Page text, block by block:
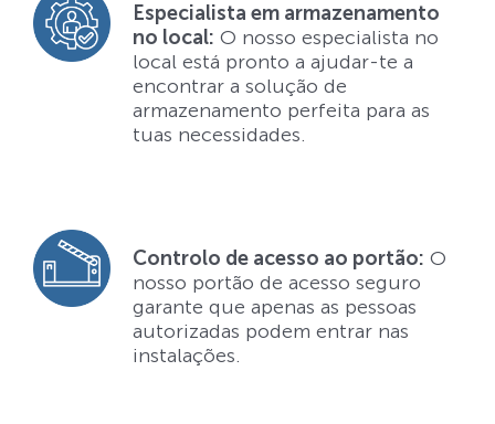
Especialista em armazenamento
no local: O nosso especialista no
local está pronto a ajudar-te a
encontrar a solução de
armazenamento perfeita para as
tuas necessidades.
Controlo de acesso ao portão: O
nosso portão de acesso seguro
garante que apenas as pessoas
autorizadas podem entrar nas
instalações.